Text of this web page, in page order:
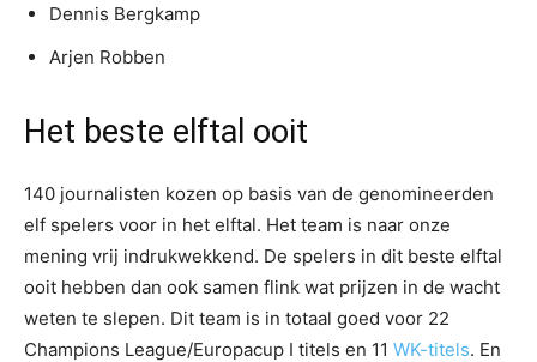
Dennis Bergkamp
Arjen Robben
Het beste elftal ooit
140 journalisten kozen op basis van de genomineerden
elf spelers voor in het elftal. Het team is naar onze
mening vrij indrukwekkend. De spelers in dit beste elftal
ooit hebben dan ook samen flink wat prijzen in de wacht
weten te slepen. Dit team is in totaal goed voor 22
Champions League/Europacup I titels en 11 WK-titels. En